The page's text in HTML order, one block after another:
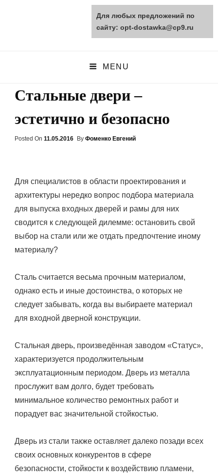
opt-dostawka.ru
MENU
Стальные двери –
эстетично и безопасно
Posted On Posted
11.05.2016 By Фоменко Евгений
Для специалистов в области проектирования и
архитектуры нередко вопрос подбора материала
для выпуска входных дверей и рамы для них
сводится к следующей дилемме: остановить свой
выбор на стали или же отдать предпочтение иному
материалу?
Сталь считается весьма прочным материалом,
однако есть и иные достоинства, о которых не
следует забывать, когда вы выбираете материал
для входной дверной конструкции.
Стальная дверь, произведённая заводом «Статус»,
характеризуется продолжительным
эксплуатационным периодом. Дверь из металла
прослужит вам долго, будет требовать
минимальное количество ремонтных работ и
порадует вас значительной стойкостью.
Дверь из стали также оставляет далеко позади всех
своих основных конкурентов в сфере
безопасности, стойкости к воздействию пламени,
Для любых предложений по
сайту: opt-dostawka@cp9.ru